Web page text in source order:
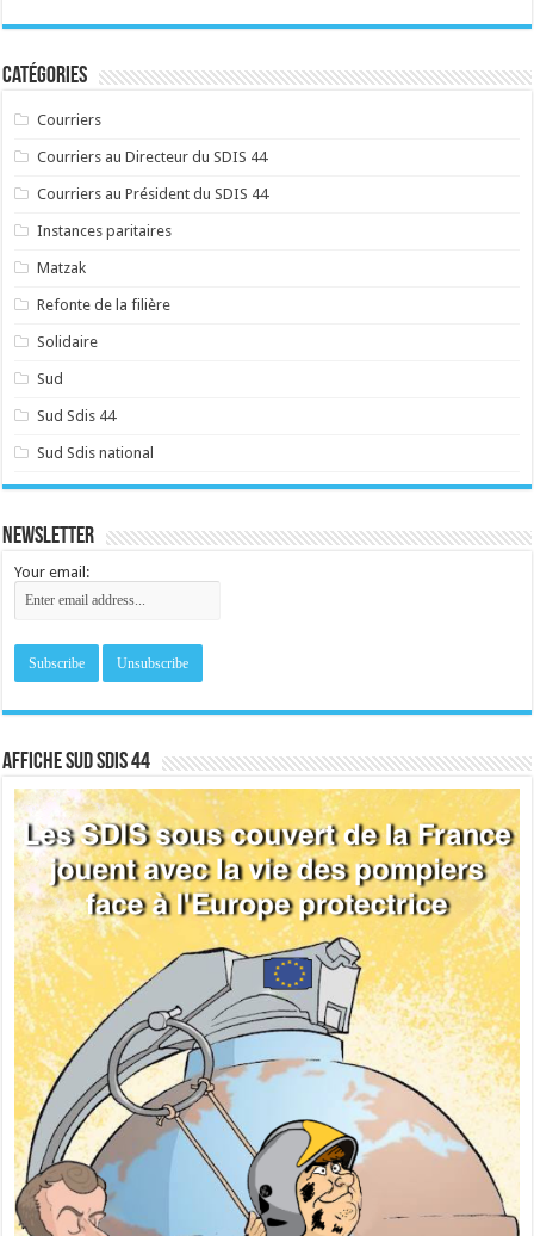
Catégories
Courriers
Courriers au Directeur du SDIS 44
Courriers au Président du SDIS 44
Instances paritaires
Matzak
Refonte de la filière
Solidaire
Sud
Sud Sdis 44
Sud Sdis national
Newsletter
Your email:
Affiche sud SDIS 44